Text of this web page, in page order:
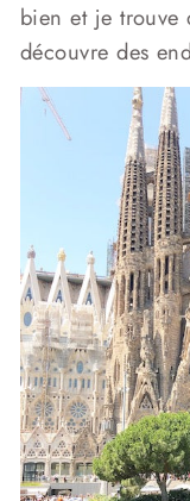
bien et je trouve
découvre des